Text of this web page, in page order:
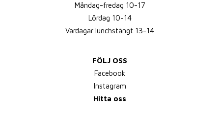
Måndag-fredag 10-17
Lördag 10-14
Vardagar lunchstängt 13-14
FÖLJ OSS
Facebook
Instagram
Hitta oss